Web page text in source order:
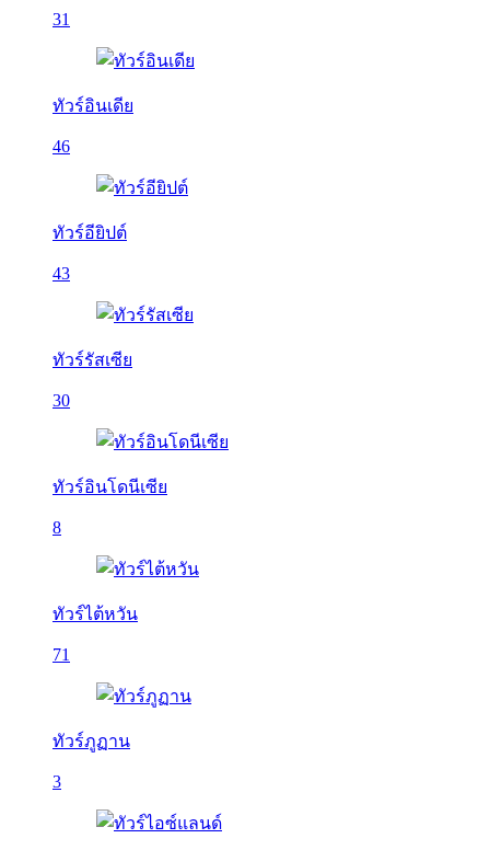
31
ทัวร์อินเดีย
46
ทัวร์อียิปต์
43
ทัวร์รัสเซีย
30
ทัวร์อินโดนีเซีย
8
ทัวร์ไต้หวัน
71
ทัวร์ภูฏาน
3